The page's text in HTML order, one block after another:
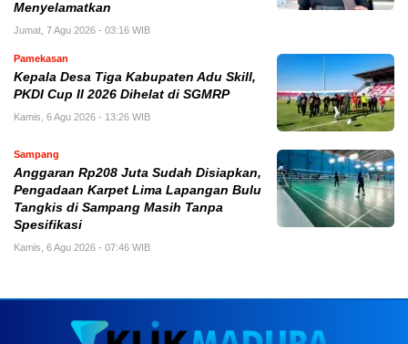
Menyelamatkan
Jumat, 7 Agu 2026 - 03:16 WIB
Pamekasan
Kepala Desa Tiga Kabupaten Adu Skill,
PKDI Cup II 2026 Dihelat di SGMRP
Kamis, 6 Agu 2026 - 13:26 WIB
Sampang
Anggaran Rp208 Juta Sudah Disiapkan,
Pengadaan Karpet Lima Lapangan Bulu
Tangkis di Sampang Masih Tanpa
Spesifikasi
Kamis, 6 Agu 2026 - 07:46 WIB